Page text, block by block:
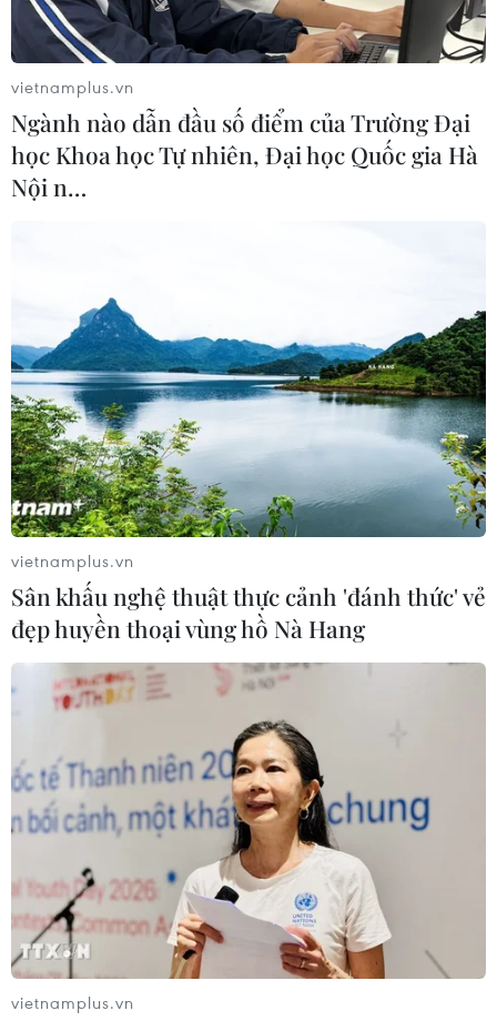
04/06/2021 09:02
Trong lúc khoảng 50 công nhân đang thực hiện bảo trì
trên một đoạn đường sắt đã đóng, một vài trong số
người này đi bộ sang một đoạn đường sắt đang hoạt
động đúng vào thời điểm một đoàn tàu đi tới.
vietnamplus.vn
Ngành nào dẫn đầu số điểm của Trường Đại
học Khoa học Tự nhiên, Đại học Quốc gia Hà
Nội n…
vietnamplus.vn
Sân khấu nghệ thuật thực cảnh 'đánh thức' vẻ
đẹp huyền thoại vùng hồ Nà Hang
vietnamplus.vn